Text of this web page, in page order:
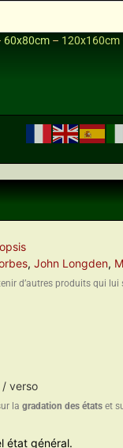
60x80cm – 120x160cm
, John Longden,
d’autres produits qui lui
verso
la gradation des états et
état général.